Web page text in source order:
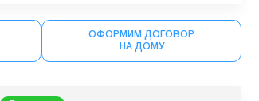
ОФОРМИМ ДОГОВОР
НА ДОМУ